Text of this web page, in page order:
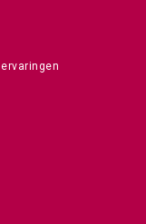
ervaringen